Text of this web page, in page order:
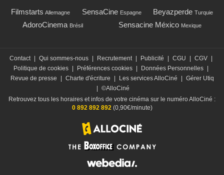
Filmstarts Allemagne SensaCine Espagne Beyazperde Turquie
AdoroCinema Brésil Sensacine México Mexique
Contact Qui sommes-nous Recrutement Publicité CGU CGV
Politique de cookies
Préférences cookies Données Personnelles
Revue de presse
Charte d'écriture Les services AlloCiné
Gérer Utiq
©AlloCiné
Retrouvez tous les horaires et infos de votre cinéma sur le numéro AlloCiné :
0 892 892 892(0,90€/minute)